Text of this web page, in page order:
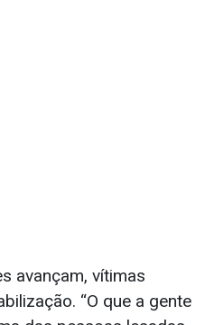
avançam, vítimas
“O que a gente